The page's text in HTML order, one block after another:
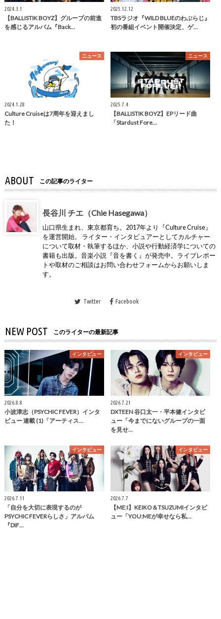
2024.3.1
【BALLISTIK BOYZ】グループの前進
を感じるアルバム『Back…
2025.12.12
TBSラジオ『WILD BLUEのわぶらじ』
初の番組イベント開催決定、ゲ…
ニュース
2024.1.28
Culture Cruiseは7周年を迎えまし
た！
ニュース
2025.7.4
【BALLISTIK BOYZ】EPリード曲
「Stardust Fore…
ABOUT この記事のライター
長谷川 チエ（Chie Hasegawa）
山口県生まれ、東京都育ち。2017年より『Culture Cruise』
を運営開始。 ライター・インタビュアーとしてカルチャー
について取材・執筆するほか、小説や行動経済学についての
書籍も出版。音楽小説『音を書く』が発売中。ライブレポー
トや取材のご相談はお問い合わせフォームからお願いしま
す。
Twitter Facebook
NEW POST このライターの最新記事
インタビュー
2026.8.8
小波津志（PSYCHIC FEVER）インタ
ビュー 連載 (1)「アーティス…
インタビュー
2026.7.21
DXTEEN 谷口太一・平本健インタビ
ュー「今までにないグループの一面
を見せ…
インタビュー
2026.7.11
「自分を大切に表現するのが
PSYCHIC FEVERらしさ」アルバム
『DIF…
インタビュー
2026.7.7
【ME:I】KEIKO＆TSUZUMIインタビ
ュー「YOU:MEが幸せなら私…